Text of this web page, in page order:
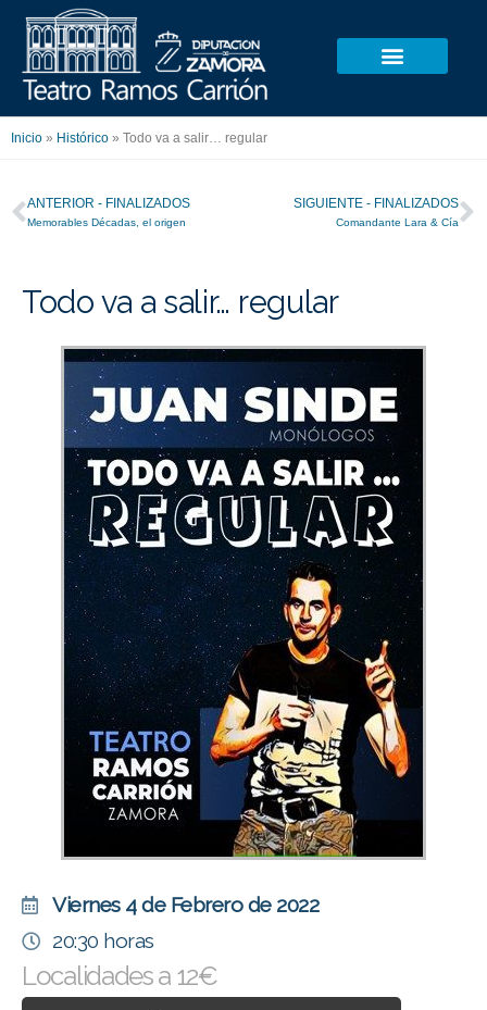
contenido
Inicio » Histórico » Todo va a salir… regular
Ant
ANTERIOR - FINALIZADOS
Memorables Décadas, el origen
SIGUIENTE - FINALIZADOS
Comandante Lara & Cía
Todo va a salir… regular
Viernes 4 de Febrero de 2022
20:30 horas
Localidades a 12€